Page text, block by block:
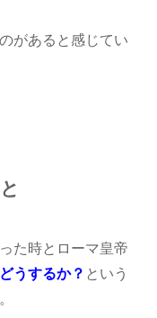
があると感じてい
た時とローマ皇帝
うするか？ という